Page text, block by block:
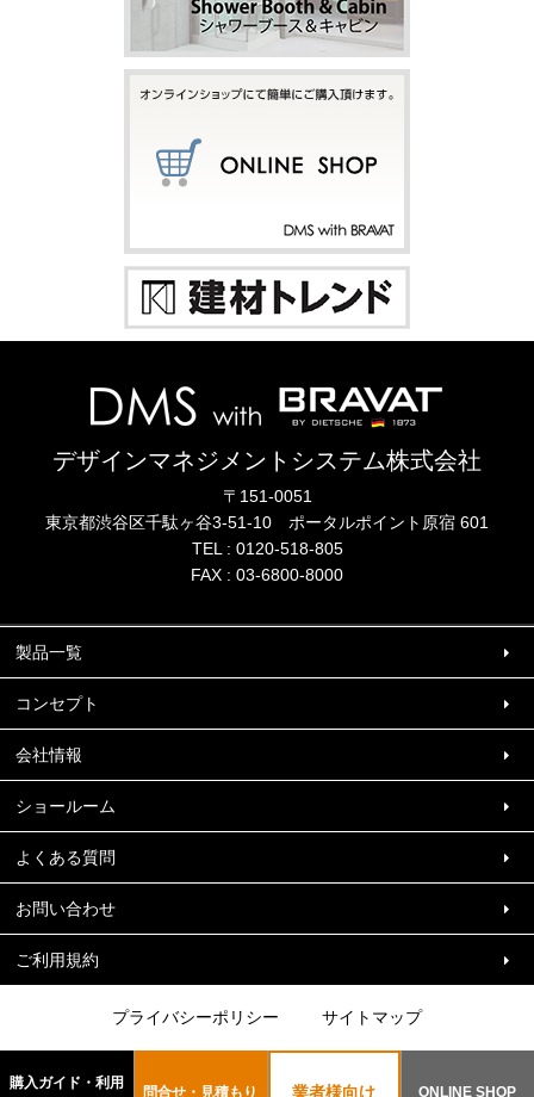
デザインマネジメントシステム株式会社
〒151-0051
東京都渋谷区千駄ヶ谷3-51-10 ポータルポイント 原宿 601
TEL : 0120-518-805
FAX : 03-6800-8000
製品一覧
コンセプト
会社情報
ショールーム
よくある質問
お問い合わせ
ご利用規約
プライバシーポリシー サイトマップ
Copyright (c) Design Management System. inc All Rights Reserved.
購入ガイド・利用
問合せ・見積もり 業者様向け ONLINE SHOP